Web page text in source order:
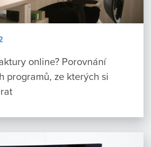
online? Porovnání
programů, ze kterých si